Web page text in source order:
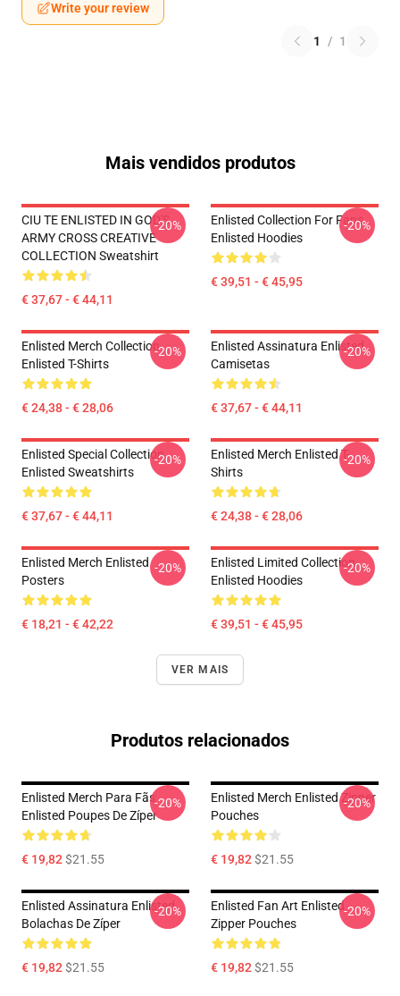
Write your review
1 / 1
Mais vendidos produtos
CIU TE ENLISTED IN GOD'S
ARMY CROSS CREATIVE
COLLECTION Sweatshirt
€ 37,67 - € 44,11
-20%
Enlisted Collection For Fans
Enlisted Hoodies
€ 39,51 - € 45,95
-20%
Enlisted Merch Collection
Enlisted T-Shirts
€ 24,38 - € 28,06
-20%
Enlisted Assinatura Enlisted
Camisetas
€ 37,67 - € 44,11
-20%
Enlisted Special Collection
Enlisted Sweatshirts
€ 37,67 - € 44,11
-20%
Enlisted Merch Enlisted T-
Shirts
€ 24,38 - € 28,06
-20%
Enlisted Merch Enlisted
Posters
€ 18,21 - € 42,22
-20%
Enlisted Limited Collection
Enlisted Hoodies
€ 39,51 - € 45,95
-20%
VER MAIS
Produtos relacionados
Enlisted Merch Para Fãs
Enlisted Poupes De Zíper
€ 19,82$21.55
-20%
Enlisted Merch Enlisted Zipper
Pouches
€ 19,82$21.55
-20%
Enlisted Assinatura Enlisted
Bolachas De Zíper
€ 19,82$21.55
-20%
Enlisted Fan Art Enlisted
Zipper Pouches
€ 19,82$21.55
-20%